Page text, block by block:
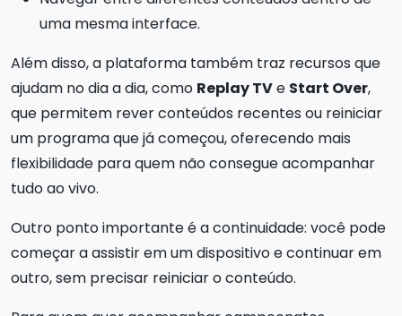
uma mesma interface.
Além disso, a plataforma também traz recursos que
ajudam no dia a dia, como Replay TVe Start Over,
que permitem rever conteúdos recentes ou reiniciar
um programa que já começou, oferecendo mais
flexibilidade para quem não consegue acompanhar
tudo ao vivo.
Outro ponto importante é a continuidade: você pode
começar a assistir em um dispositivo e continuar em
outro, sem precisar reiniciar o conteúdo.